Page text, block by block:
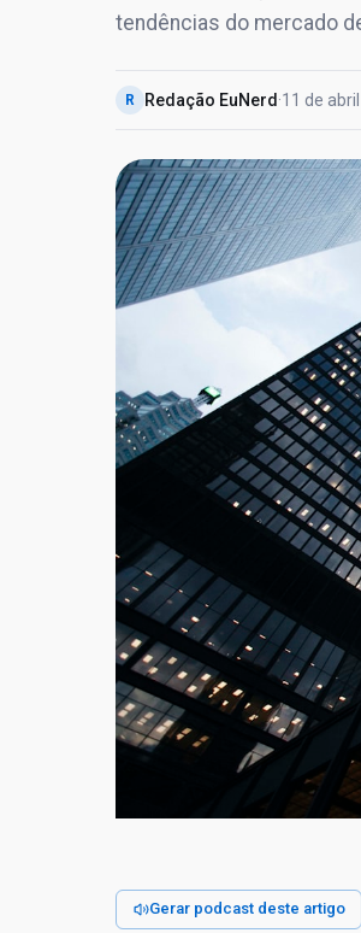
tendências do mercado
R Redação EuNerd ·11 de
Gerar podcast deste artigo